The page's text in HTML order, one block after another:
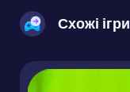
Схожі ігри